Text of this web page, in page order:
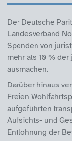
Der Deutsche
Landesverband
Spenden von
mehr als 10 %
ausmachen.
Darüber hinaus
Freien
aufgeführten
Aufsichts- und
Entlohnung der